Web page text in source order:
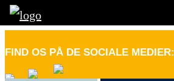
FIND OS PÅ DE SOCIALE MEDIER: